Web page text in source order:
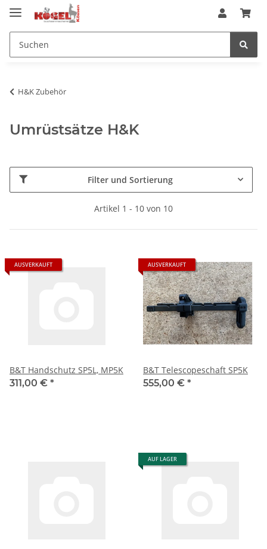
H&K Zubehör
Umrüstsätze H&K
Filter und Sortierung
Artikel 1 - 10 von 10
AUSVERKAUFT
B&T Handschutz SP5L, MP5K
311,00 € *
AUSVERKAUFT
B&T Telescopeschaft SP5K
555,00 € *
AUF LAGER